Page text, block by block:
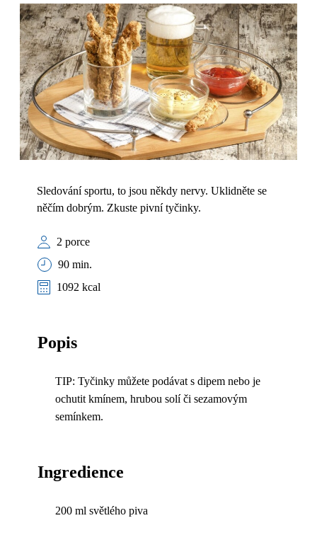
Sledování sportu, to jsou někdy nervy. Uklidněte se
něčím dobrým. Zkuste pivní tyčinky.
2 porce
90 min.
1092 kcal
Popis
TIP: Tyčinky můžete podávat s dipem nebo je
ochutit kmínem, hrubou solí či sezamovým
semínkem.
Ingredience
200 ml světlého piva